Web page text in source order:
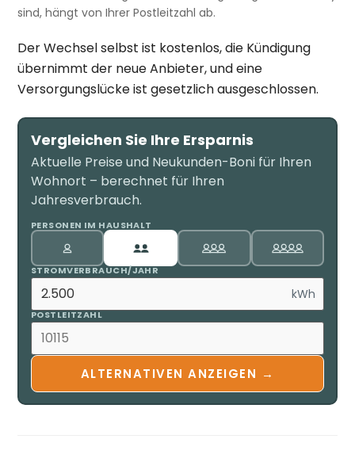
sind, hängt von Ihrer Postleitzahl ab.
Der Wechsel selbst ist kostenlos, die Kündigung
übernimmt der neue Anbieter, und eine
Versorgungslücke ist gesetzlich ausgeschlossen.
Vergleichen Sie Ihre Ersparnis
Aktuelle Preise und Neukunden-Boni für Ihren
Wohnort – berechnet für Ihren
Jahresverbrauch.
PERSONEN IM HAUSHALT
STROMVERBRAUCH/JAHR
kWh
POSTLEITZAHL
ALTERNATIVEN ANZEIGEN →